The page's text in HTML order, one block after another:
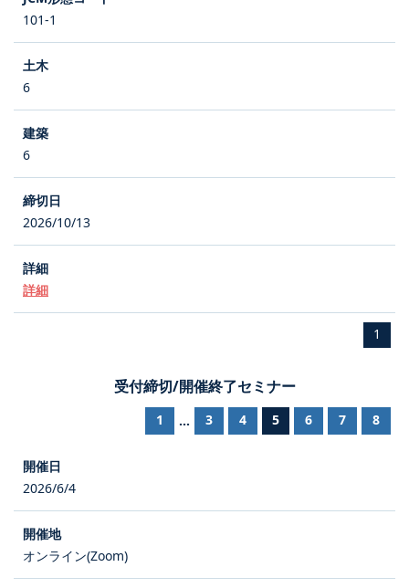
101-1
6
6
2026/10/13
詳細
1
受付締切/開催終了セミナー
1 ... 3 4 5 6 7 8
2026/6/4
オンライン(Zoom)